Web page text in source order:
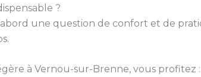
?
une question de confort et de
à Vernou-sur-Brenne, vous profitez :